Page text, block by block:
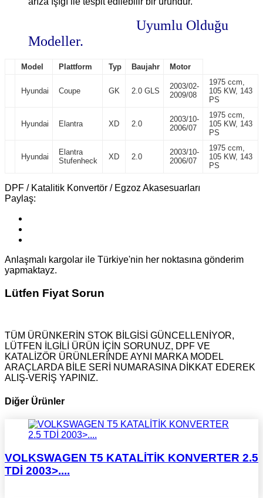
Uyumlu Olduğu
Modeller.
Model Plattform Typ Baujahr Motor
Hyundai Coupe GK 2.0 GLS
2003/02-
2009/08
1975 ccm,
105 KW, 143
PS
Hyundai Elantra XD 2.0
2003/10-
2006/07
1975 ccm,
105 KW, 143
PS
Hyundai
Elantra
Stufenheck
XD 2.0
2003/10-
2006/07
1975 ccm,
105 KW, 143
PS
DPF / Katalitik Konvertör / Egzoz Akasesuarları
Paylaş:
Anlaşmalı kargolar ile Türkiye'nin her noktasına gönderim
yapmaktayz.
Lütfen Fiyat Sorun
TÜM ÜRÜNKERİN STOK BİLGİSİ GÜNCELLENİYOR,
LÜTFEN İLGİLİ ÜRÜN İÇİN SORUNUZ, DPF VE
KATALİZÖR ÜRÜNLERİNDE AYNI MARKA MODEL
ARAÇLARDA BİLE SERİ NUMARASINA DİKKAT EDEREK
ALIŞ-VERİŞ YAPINIZ.
Diğer Ürünler
VOLKSWAGEN T5 KATALİTİK KONVERTER 2.5
TDİ 2003>....